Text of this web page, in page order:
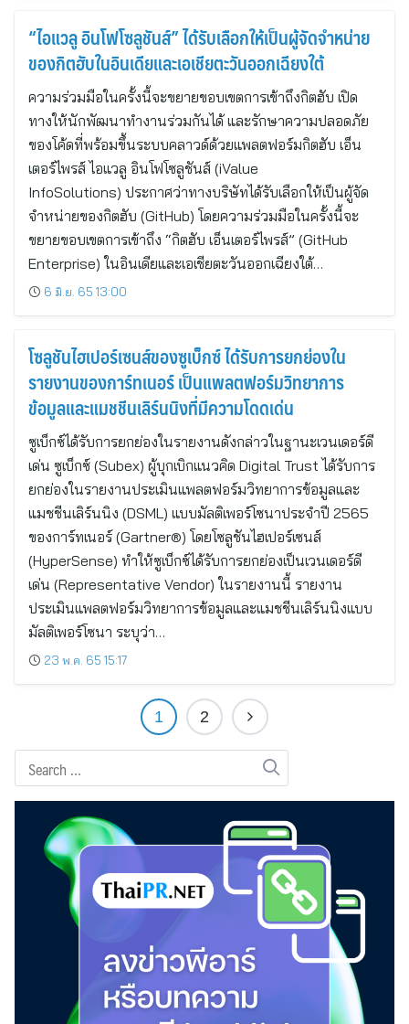
“ไอแวลู อินโฟโซลูชันส์” ได้รับเลือกให้เป็นผู้จัดจำหน่าย
ของกิตฮับในอินเดียและเอเชียตะวันออกเฉียงใต้
ความร่วมมือในครั้งนี้จะขยายขอบเขตการเข้าถึงกิตฮับ เปิด
ทางให้นักพัฒนาทำงานร่วมกันได้ และรักษาความปลอดภัย
ของโค้ดที่พร้อมขึ้นระบบคลาวด์ด้วยแพลตฟอร์มกิตฮับ เอ็น
เตอร์ไพรส์ ไอแวลู อินโฟโซลูชันส์ (iValue
InfoSolutions) ประกาศว่าทางบริษัทได้รับเลือกให้เป็นผู้จัด
จำหน่ายของกิตฮับ (GitHub) โดยความร่วมมือในครั้งนี้จะ
ขยายขอบเขตการเข้าถึง “กิตฮับ เอ็นเตอร์ไพรส์” (GitHub
Enterprise) ในอินเดียและเอเชียตะวันออกเฉียงใต้…
6 มิ.ย. 65 13:00
โซลูชันไฮเปอร์เซนส์ของซูเบ็กซ์ ได้รับการยกย่องใน
รายงานของการ์ทเนอร์ เป็นแพลตฟอร์มวิทยาการ
ข้อมูลและแมชชีนเลิร์นนิงที่มีความโดดเด่น
ซูเบ็กซ์ได้รับการยกย่องในรายงานดังกล่าวในฐานะเวนเดอร์ดี
เด่น ซูเบ็กซ์ (Subex) ผู้บุกเบิกแนวคิด Digital Trust ได้รับการ
ยกย่องในรายงานประเมินแพลตฟอร์มวิทยาการข้อมูลและ
แมชชีนเลิร์นนิง (DSML) แบบมัลติเพอร์โซนาประจำปี 2565
ของการ์ทเนอร์ (Gartner®) โดยโซลูชันไฮเปอร์เซนส์
(HyperSense) ทำให้ซูเบ็กซ์ได้รับการยกย่องเป็นเวนเดอร์ดี
เด่น (Representative Vendor) ในรายงานนี้ รายงาน
ประเมินแพลตฟอร์มวิทยาการข้อมูลและแมชชีนเลิร์นนิงแบบ
มัลติเพอร์โซนา ระบุว่า…
23 พ.ค. 65 15:17
1 2